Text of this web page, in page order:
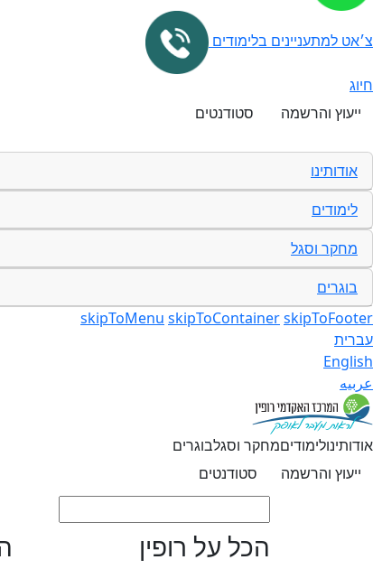
צ׳אט למתעניינים בלימודים
חיוג
ייעוץ והרשמה
סטודנטים
אודותינו
לימודים
מחקר וסגל
בוגרים
skipToMenu skipToContainerskipToFooter
עברית
English
عربيه
אודותינולימודיםמחקר וסגלבוגרים
ייעוץ והרשמה
סטודנטים
הכל על רופין